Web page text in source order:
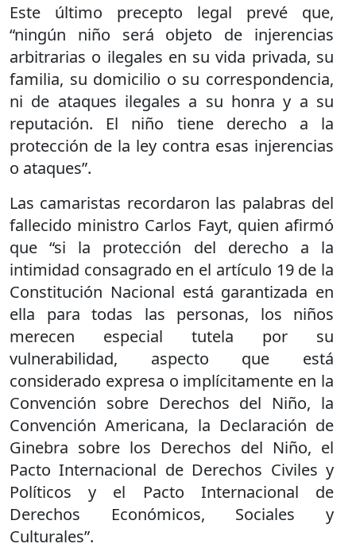
Este último precepto legal prevé que,
“ningún niño será objeto de injerencias
arbitrarias o ilegales en su vida privada, su
familia, su domicilio o su correspondencia,
ni de ataques ilegales a su honra y a su
reputación. El niño tiene derecho a la
protección de la ley contra esas injerencias
o ataques”.
Las camaristas recordaron las palabras del
fallecido ministro Carlos Fayt, quien afirmó
que “si la protección del derecho a la
intimidad consagrado en el artículo 19 de la
Constitución Nacional está garantizada en
ella para todas las personas, los niños
merecen especial tutela por su
vulnerabilidad, aspecto que está
considerado expresa o implícitamente en la
Convención sobre Derechos del Niño, la
Convención Americana, la Declaración de
Ginebra sobre los Derechos del Niño, el
Pacto Internacional de Derechos Civiles y
Políticos y el Pacto Internacional de
Derechos Económicos, Sociales y
Culturales”.